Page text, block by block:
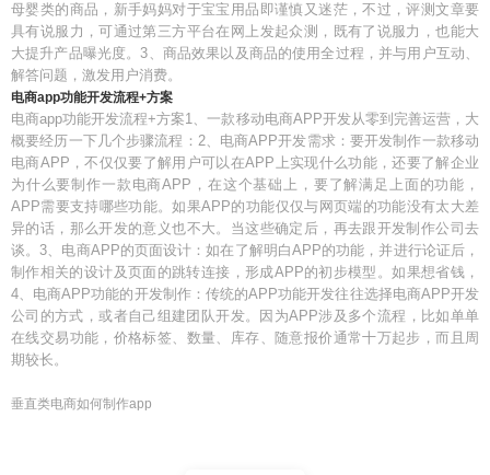
母婴类的商品，新手妈妈对于宝宝用品即谨慎又迷茫，不过，评测文章要
具有说服力，可通过第三方平台在网上发起众测，既有了说服力，也能大
大提升产品曝光度。3、商品效果以及商品的使用全过程，并与用户互动、
解答问题，激发用户消费。
电商app功能开发流程+方案
电商app功能开发流程+方案1、一款移动电商APP开发从零到完善运营，大
概要经历一下几个步骤流程：2、电商APP开发需求：要开发制作一款移动
电商APP，不仅仅要了解用户可以在APP上实现什么功能，还要了解企业
为什么要制作一款电商APP，在这个基础上，要了解满足上面的功能，
APP需要支持哪些功能。如果APP的功能仅仅与网页端的功能没有太大差
异的话，那么开发的意义也不大。当这些确定后，再去跟开发制作公司去
谈。3、电商APP的页面设计：如在了解明白APP的功能，并进行论证后，
制作相关的设计及页面的跳转连接，形成APP的初步模型。如果想省钱，
4、电商APP功能的开发制作：传统的APP功能开发往往选择电商APP开发
公司的方式，或者自己组建团队开发。因为APP涉及多个流程，比如单单
在线交易功能，价格标签、数量、库存、随意报价通常十万起步，而且周
期较长。
垂直类电商如何制作app